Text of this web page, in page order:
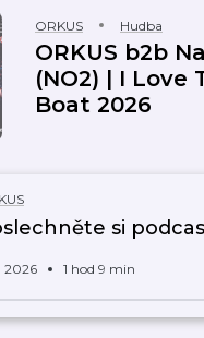
ORKUS Hudba
ORKUS b2b
(NO2) | I Love
Boat 2026
si
2026 1 hod 9 min